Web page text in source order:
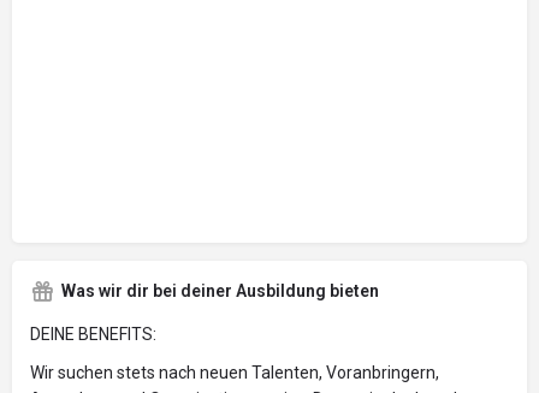
Was wir dir bei deiner Ausbildung bieten
DEINE BENEFITS:
Wir suchen stets nach neuen Talenten, Voranbringern,